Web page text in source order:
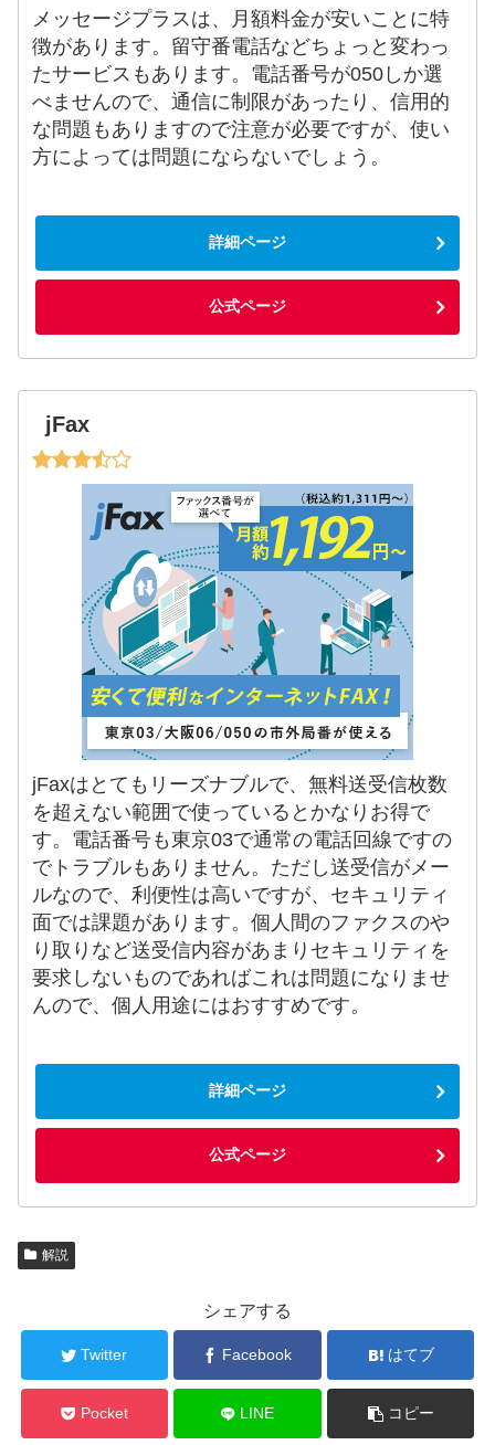
メッセージプラスは、月額料金が安いことに特
徴があります。留守番電話などちょっと変わっ
たサービスもあります。電話番号が050しか選
べませんので、通信に制限があったり、信用的
な問題もありますので注意が必要ですが、使い
方によっては問題にならないでしょう。
詳細ページ
公式ページ
jFax
jFaxはとてもリーズナブルで、無料送受信枚数
を超えない範囲で使っているとかなりお得で
す。電話番号も東京03で通常の電話回線ですの
でトラブルもありません。ただし送受信がメー
ルなので、利便性は高いですが、セキュリティ
面では課題があります。個人間のファクスのや
り取りなど送受信内容があまりセキュリティを
要求しないものであればこれは問題になりませ
んので、個人用途にはおすすめです。
詳細ページ
公式ページ
解説
シェアする
Twitter Facebook はてブ
Pocket LINE コピー